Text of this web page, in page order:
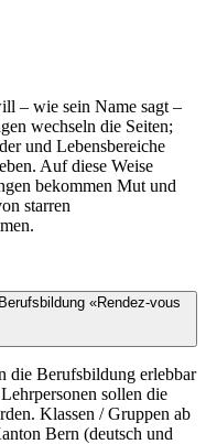
– wie sein Name sagt –
wechseln die Seiten;
und Lebensbereiche
Auf diese Weise
bekommen Mut und
starren
«Rendez-vous
die Berufsbildung erlebbar
sollen die
Klassen / Gruppen ab
Bern (deutsch und